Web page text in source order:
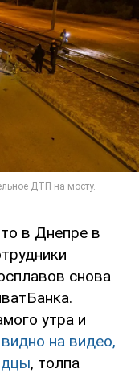
в Днепре в
снова
утра и
видно на видео,
, толпа